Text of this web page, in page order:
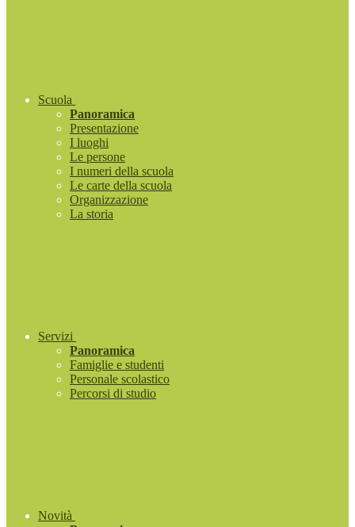
Scuola
Panoramica
Presentazione
I luoghi
Le persone
I numeri della scuola
Le carte della scuola
Organizzazione
La storia
Servizi
Panoramica
Famiglie e studenti
Personale scolastico
Percorsi di studio
Novità